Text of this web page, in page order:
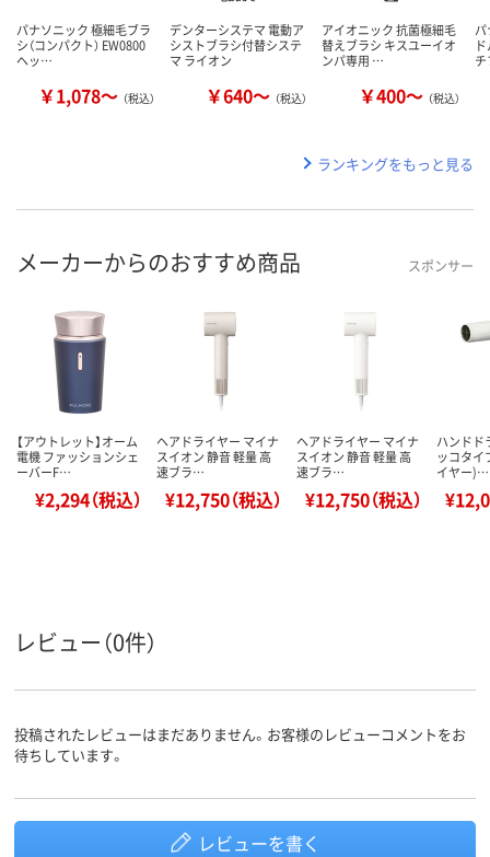
パナソニック 極細毛ブラ
シ（コンパクト） EW0800
ヘッ…
￥1,078～ （税込）
デンターシステマ 電動ア
シストブラシ付替システ
マ ライオン
￥640～ （税込）
アイオニック 抗菌極細毛
替えブラシ キスユーイオ
ンパ専用 …
￥400～ （税込）
ランキングをもっと見る
メーカーからのおすすめ商品 スポンサー
【アウトレット】オーム
電機 ファッションシェ
ーバーF…
¥2,294（税込）
ヘアドライヤー マイナ
スイオン 静音 軽量 高
速ブラ…
¥12,750（税込）
ヘアドライヤー マイナ
スイオン 静音 軽量 高
速ブラ…
¥12,750（税込）
ハンドド
ッコタイ
イヤー)…
レビュー（0件）
投稿されたレビューはまだありません。お客様のレビューコメントをお
待ちしています。
レビューを書く